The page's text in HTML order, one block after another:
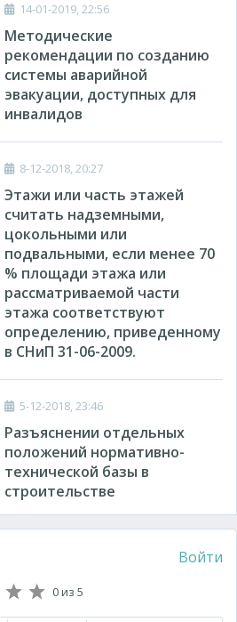
14-01-2019, 22:56
Методические
рекомендации по созданию
системы аварийной
эвакуации, доступных для
инвалидов
8-12-2018, 20:27
Этажи или часть этажей
считать надземными,
цокольными или
подвальными, если менее 70
% площади этажа или
рассматриваемой части
этажа соответствуют
определению, приведенному
в СНиП 31-06-2009.
5-12-2018, 23:46
Разъяснении отдельных
положений нормативно-
технической базы в
строительстве
Войти
0из 5